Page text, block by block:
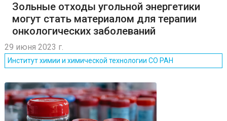
Зольные отходы угольной энергетики
могут стать материалом для терапии
онкологических заболеваний
29 июня 2023 г.
Институт химии и химической технологии СО РАН